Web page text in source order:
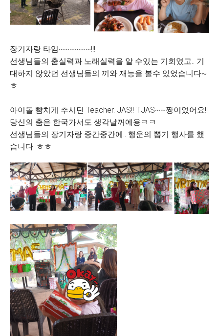
장기자랑 타임~~~~~~!!!
선생님들의 춤실력과 노래실력을 알 수있는 기회였고.. 기
대하지 않았던 선생님들의 끼와 재능을 볼수 있었습니다~
ㅎ
아이돌 뺨치게 추시던 Teacher. JAS!! T.JAS~~짱이었어요!!
당신의 춤은 한국가서도 생각날꺼에용ㅋㅋ
선생님들의 장기자랑 중간중간에.. 행운의 뽑기 행사를 했
습니다..ㅎㅎ